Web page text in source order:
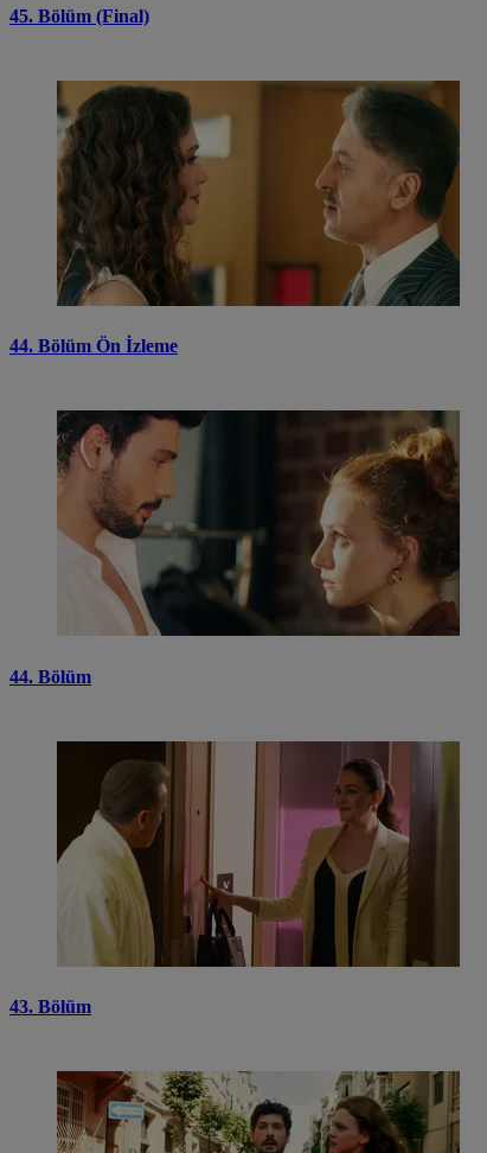
45. Bölüm (Final)
44. Bölüm Ön İzleme
44. Bölüm
43. Bölüm